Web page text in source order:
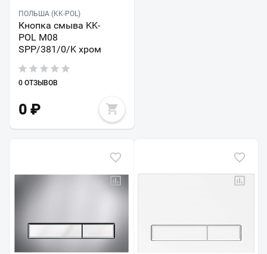
ПОЛЬША (KK-POL)
Кнопка смыва KK-
POL M08
SPP/381/0/K хром
0 ОТЗЫВОВ
0 ₽